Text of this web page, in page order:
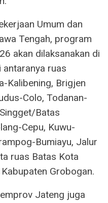
Umum dan
Tengah, program
akan dilaksanakan di
ruas
Kalibening, Brigjen
Colo, Todanan-
Batas
Cepu, Kuwu-
Bumiayu, Jalur
ruas Batas Kota
Grobogan.
Jateng juga